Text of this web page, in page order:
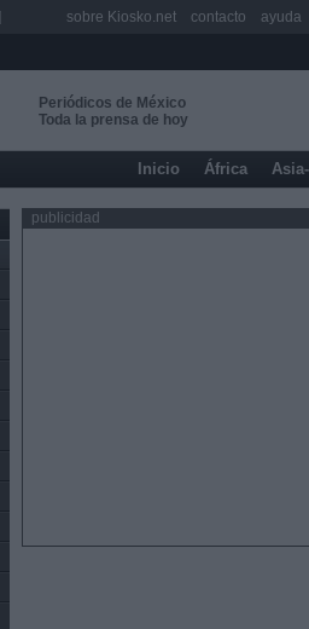
Periódicos de México
Toda la prensa de hoy
Inicio África
publicidad
sobre Kiosko.net contacto ayuda